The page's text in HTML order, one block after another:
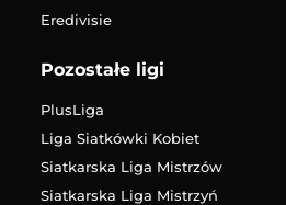
Eredivisie
Pozostałe ligi
PlusLiga
Liga Siatkówki Kobiet
Siatkarska Liga Mistrzów
Siatkarska Liga Mistrzyń